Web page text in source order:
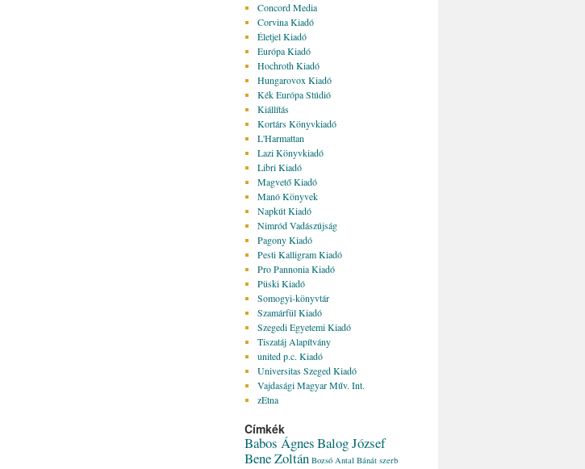
Concord Media
Corvina Kiadó
Életjel Kiadó
Európa Kiadó
Hochroth Kiadó
Hungarovox Kiadó
Kék Európa Stúdió
Kiállítás
Kortárs Könyvkiadó
L'Harmattan
Lazi Könyvkiadó
Libri Kiadó
Magvető Kiadó
Manó Könyvek
Napkút Kiadó
Nimród Vadászújság
Pagony Kiadó
Pesti Kalligram Kiadó
Pro Pannonia Kiadó
Püski Kiadó
Somogyi-könyvtár
Szamárfül Kiadó
Szegedi Egyetemi Kiadó
Tiszatáj Alapítvány
united p.c. Kiadó
Universitas Szeged Kiadó
Vajdasági Magyar Műv. Int.
zEtna
Címkék
Babos ÁgnesBalog József
Bene Zoltán Bozsó Antal Bánát szerb